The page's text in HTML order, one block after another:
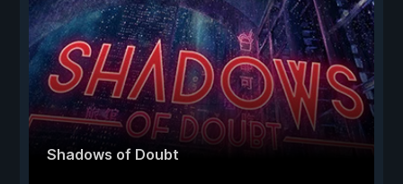
Shadows of Doubt